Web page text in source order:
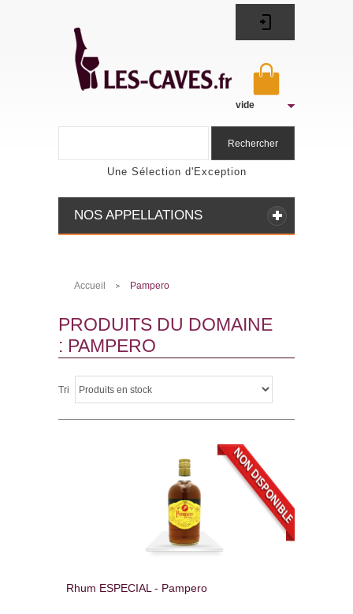
Une Sélection d'Exception
vide
NOS APPELLATIONS
Rechercher
Accueil
Pampero
PRODUITS DU DOMAINE
: PAMPERO
Tri
Rhum ESPECIAL - Pampero